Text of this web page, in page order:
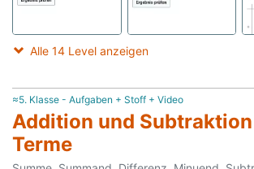
Alle 14 Level anzeigen
≈5. Klasse - Aufgaben + Stoff + Video
Addition und
Terme